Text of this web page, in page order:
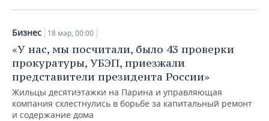
Бизнес 18 мар, 00:00
«У нас, мы посчитали, было 43 проверки
прокуратуры, УБЭП, приезжали
представители президента России»
Жильцы десятиэтажки на Парина и управляющая
компания схлестнулись в борьбе за капитальный ремонт
и содержание дома